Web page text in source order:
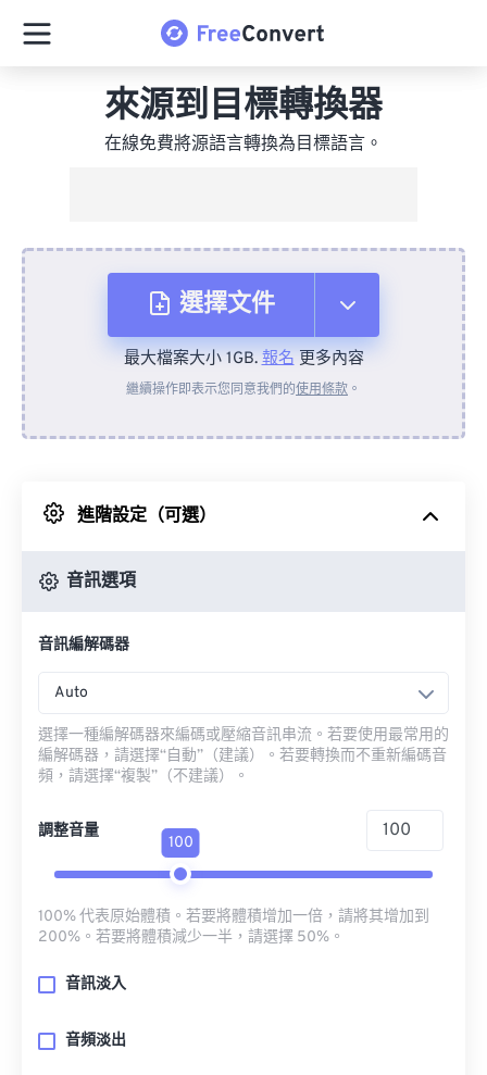
來源到目標轉換器
在線免費將源語言轉換為目標語言。
選擇文件
來自裝置
來自 Google 雲端硬碟
最大檔案大小 1GB.報名更多內容
繼續操作即表示您同意我們的使用條款 。
進階設定（可選）
音訊選項
音訊編解碼器
Auto
選擇一種編解碼器來編碼或壓縮音訊串流。若要使用最常用的
編解碼器，請選擇“自動”（建議）。若要轉換而不重新編碼音
頻，請選擇“複製”（不建議）。
調整音量
100
100% 代表原始體積。若要將體積增加一倍，請將其增加到
200%。若要將體積減少一半，請選擇 50%。
音訊淡入
音頻淡出